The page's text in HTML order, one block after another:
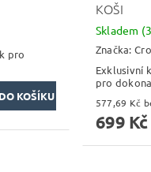
pro
KOŠI
Skladem
Značka:
Exklusivní
pro
699 Kč